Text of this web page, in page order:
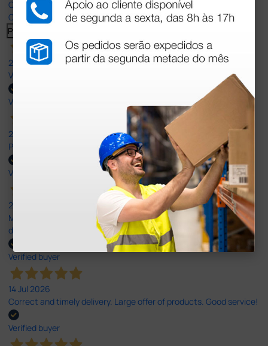
Our 4 and 5 star reviews.
Click here to read them all >
Previous
27 Jul 2026
Very good
Verified buyer
27 Jul 2026
Prefeito
Verified buyer
20 Jul 2026
Minha experiência foi super positiva. Bom atendimento e recebi
dentro do prazo. Obrigada.
Verified buyer
14 Jul 2026
Correct and timely delivery. Large offer of products. Good service!
Verified buyer